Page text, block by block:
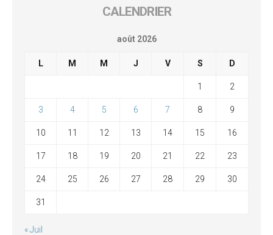
CALENDRIER
août 2026
L M M J V S D
1 2
3 4 5 6 7 8 9
10 11 12 13 14 15 16
17 18 19 20 21 22 23
24 25 26 27 28 29 30
31
« Juil